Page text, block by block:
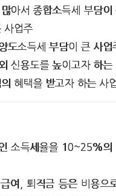
아서 종합소득세 부담이
사업주
도소득세 부담이 큰 사업
신용도를 높이고자 하는
혜택을 받고자 하는 사
소득세율을 10~25%의
여, 퇴직금 등은 비용으